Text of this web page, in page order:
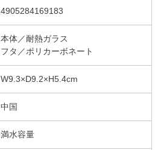
4905284169183
本体／耐熱ガラス
フタ／ポリカーボネート
W9.3×D9.2×H5.4cm
中国
満水容量